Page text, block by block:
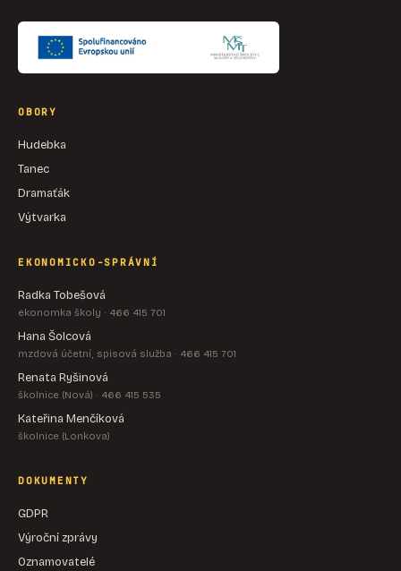
OBORY
Hudebka
Tanec
Dramaťák
Výtvarka
EKONOMICKO-SPRÁVNÍ
Radka Tobešová
ekonomka školy · 466 415 701
Hana Šolcová
mzdová účetní, spisová služba · 466 415 701
Renata Ryšinová
školnice (Nová) · 466 415 535
Kateřina Menčíková
školnice (Lonkova)
DOKUMENTY
GDPR
Výroční zprávy
Oznamovatelé